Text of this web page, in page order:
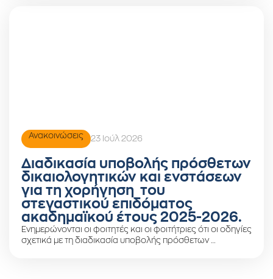
Ανακοινώσεις 23 Ιούλ 2026
Διαδικασία υποβολής πρόσθετων
δικαιολογητικών και ενστάσεων
για τη χορήγηση του
στεγαστικού επιδόματος
ακαδημαϊκού έτους 2025-2026.
Ενημερώνονται οι φοιτητές και οι φοιτήτριες ότι οι οδηγίες
σχετικά με τη διαδικασία υποβολής πρόσθετων …